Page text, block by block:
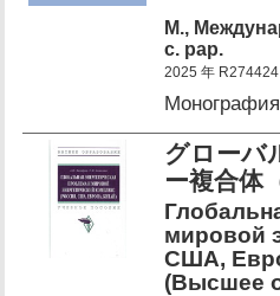
М.,
c. pap.
2025 年 R274424
グローバ
ー複合体
мировой
США,
(Высшее